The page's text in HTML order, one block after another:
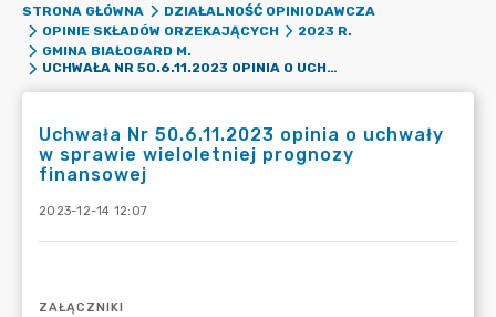
STRONA GŁÓWNA
DZIAŁALNOŚĆ OPINIODAWCZA
OPINIE SKŁADÓW ORZEKAJĄCYCH
2023 R.
GMINA BIAŁOGARD M.
UCHWAŁA NR 50.6.11.2023 OPINIA O UCHWAŁY W SPRAWIE WIELOLETNIEJ PROGNOZY FINANSOWEJ
Uchwała Nr 50.6.11.2023 opinia o uchwały
w sprawie wieloletniej prognozy
finansowej
2023-12-14 12:07
ZAŁĄCZNIKI